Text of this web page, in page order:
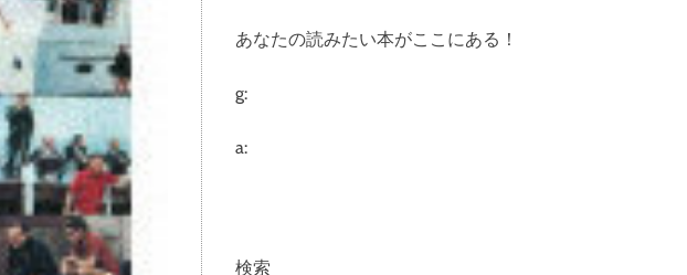
e
あなたの読みたい本がここにある！
g:
a:
検索